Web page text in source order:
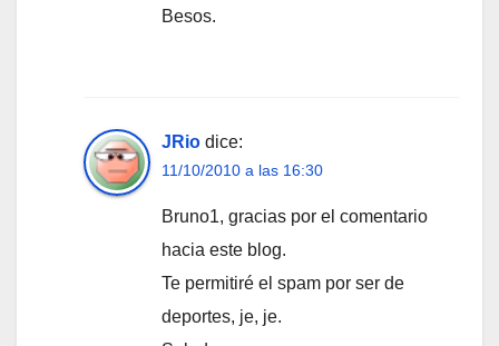
Besos.
JRio dice:
11/10/2010 a las 16:30
Bruno1, gracias por el comentario
hacia este blog.
Te permitiré el spam por ser de
deportes, je, je.